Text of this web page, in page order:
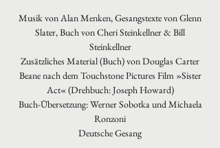
Musik von Alan Menken, Gesangstexte von Glenn
Slater, Buch von Cheri Steinkellner & Bill
Steinkellner
Zusätzliches Material (Buch) von Douglas Carter
Beane nach dem Touchstone Pictures Film »Sister
Act« (Drehbuch: Joseph Howard)
Buch-Übersetzung: Werner Sobotka und Michaela
Ronzoni
Deutsche Gesang